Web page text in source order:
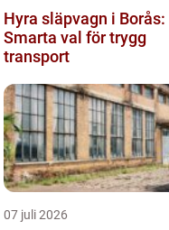
Hyra släpvagn i Borås:
Smarta val för trygg
transport
07 juli 2026